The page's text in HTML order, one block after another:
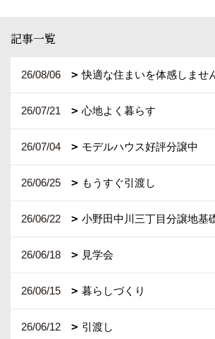
記事一覧
26/08/06 快適な住まいを体感しませ
26/07/21 心地よく暮らす
26/07/04 モデルハウス好評分譲中
26/06/25 もうすぐ引渡し
26/06/22 小野田中川三丁目分譲地基
26/06/18 見学会
26/06/15 暮らしづくり
26/06/12 引渡し